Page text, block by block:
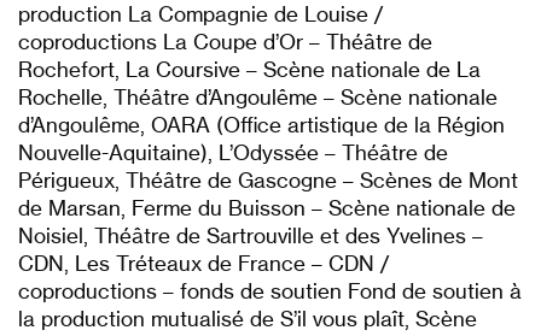
production La Compagnie de Louise /
coproductions La Coupe d’Or – Théâtre de
Rochefort, La Coursive – Scène nationale de La
Rochelle, Théâtre d’Angoulême – Scène nationale
d’Angoulême, OARA (Office artistique de la Région
Nouvelle-Aquitaine), L’Odyssée – Théâtre de
Périgueux, Théâtre de Gascogne – Scènes de Mont
de Marsan, Ferme du Buisson – Scène nationale de
Noisiel, Théâtre de Sartrouville et des Yvelines –
CDN, Les Tréteaux de France – CDN /
coproductions – fonds de soutien Fond de soutien à
la production mutualisé de S’il vous plaît, Scène